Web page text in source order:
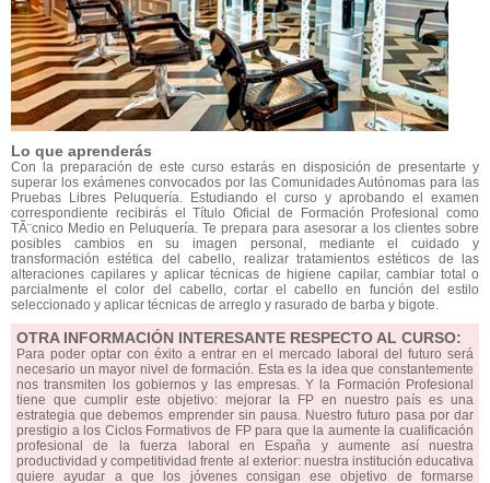
Lo que aprenderás
Con la preparación de este curso estarás en disposición de presentarte y
superar los exámenes convocados por las Comunidades Autónomas para las
Pruebas Libres Peluquería. Estudiando el curso y aprobando el examen
correspondiente recibirás el Título Oficial de Formación Profesional como
TÃ¨cnico Medio en Peluquería. Te prepara para asesorar a los clientes sobre
posibles cambios en su imagen personal, mediante el cuidado y
transformación estética del cabello, realizar tratamientos estéticos de las
alteraciones capilares y aplicar técnicas de higiene capilar, cambiar total o
parcialmente el color del cabello, cortar el cabello en función del estilo
seleccionado y aplicar técnicas de arreglo y rasurado de barba y bigote.
OTRA INFORMACIÓN INTERESANTE RESPECTO AL CURSO:
Para poder optar con éxito a entrar en el mercado laboral del futuro será
necesario un mayor nivel de formación. Esta es la idea que constantemente
nos transmiten los gobiernos y las empresas. Y la Formación Profesional
tiene que cumplir este objetivo: mejorar la FP en nuestro país es una
estrategia que debemos emprender sin pausa. Nuestro futuro pasa por dar
prestigio a los Ciclos Formativos de FP para que la aumente la cualificación
profesional de la fuerza laboral en España y aumente así nuestra
productividad y competitividad frente al exterior: nuestra institución educativa
quiere ayudar a que los jóvenes consigan ese objetivo de formarse